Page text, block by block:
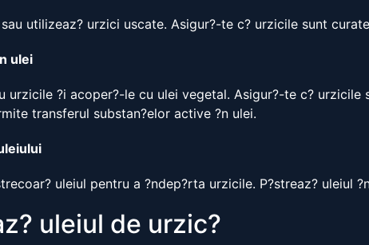
utilizeaz? urzici uscate. Asigur?-te c? urzicile sunt
ulei
urzicile ?i acoper?-le cu ulei vegetal. Asigur?-te c?
transferul substan?elor active ?n ulei.
uleiul pentru a ?ndep?rta urzicile. P?streaz? uleiul
uleiul de urzic?